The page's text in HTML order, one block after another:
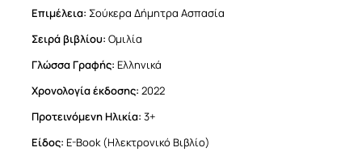
Επιμέλεια: Σούκερα Δήμητρα Ασπασία
Σειρά βιβλίου: Ομιλία
Γλώσσα Γραφής: Eλληνικά
Χρονολογία έκδοσης: 2022
Προτεινόμενη Ηλικία: 3+
Είδος:Ε-Βook (Hλεκτρονικό Βιβλίο)